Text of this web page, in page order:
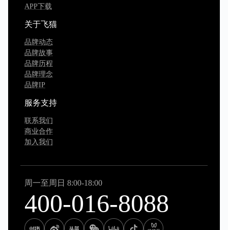
APP下载
关于飞猫
品牌动态
品牌故事
品牌历程
品牌理念
品牌IP
服务支持
联系我们
商业合作
加入我们
周一至周日 8:00-18:00
400-016-8088